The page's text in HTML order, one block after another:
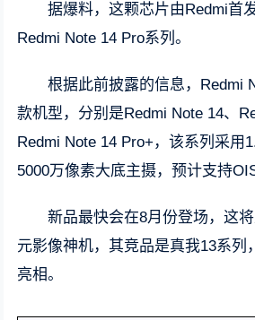
据爆料，这颗芯片由Redmi首
Redmi Note 14 Pro系列。
根据此前披露的信息，Redmi
款机型，分别是Redmi Note 14、
Redmi Note 14 Pro+，该系列采用
5000万像素大底主摄，预计支持
新品最快会在8月份登场，这
元影像神机，其竞品是真我13系列
亮相。